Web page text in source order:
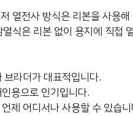
열전사 방식은 리본을 사용
식은 리본 없이 용지에 직접
라더가 대표적입니다.
용으로 인기입니다.
제 어디서나 사용할 수 있습